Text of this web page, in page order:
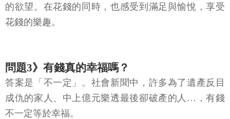
的欲望。在花錢的同時，也感受到滿足與愉悅，享受
花錢的樂趣。
問題3》有錢真的幸福嗎？
答案是「不一定」。社會新聞中，許多為了遺產反目
成仇的家人、中上億元樂透最後卻破產的人…，有錢
不一定等於幸福。